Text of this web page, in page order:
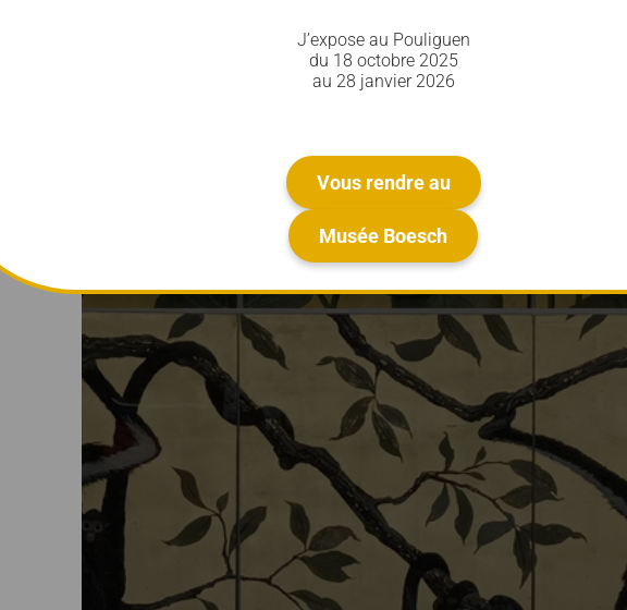
J’expose au Pouliguen
du 18 octobre 2025
au 28 janvier 2026
Vous rendre au
Musée Boesch